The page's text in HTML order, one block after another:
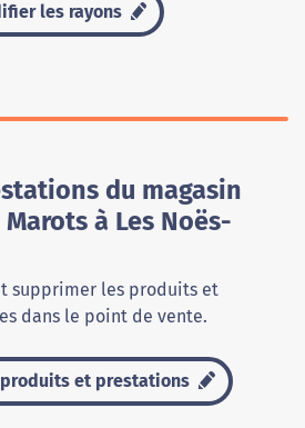
les rayons
du magasin
à Les Noës-
supprimer les produits et
dans le point de vente.
et prestations